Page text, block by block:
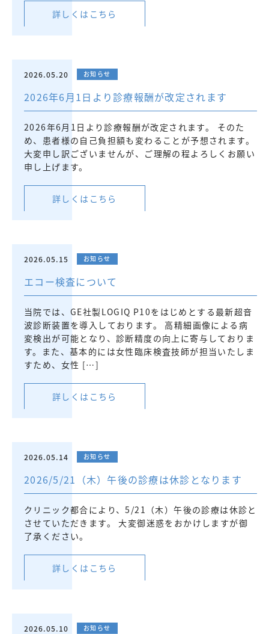
詳しくはこちら
2026.05.20 お知らせ
2026年6月1日より診療報酬が改定されます
2026年6月1日より診療報酬が改定されます。 そのた
め、患者様の自己負担額も変わることが予想されます。
大変申し訳ございませんが、ご理解の程よろしくお願い
申し上げます。
詳しくはこちら
2026.05.15 お知らせ
エコー検査について
当院では、GE社製LOGIQ P10をはじめとする最新超音
波診断装置を導入しております。 高精細画像による病
変検出が可能となり、診断精度の向上に寄与しておりま
す。また、基本的には女性臨床検査技師が担当いたしま
すため、女性 […]
詳しくはこちら
2026.05.14 お知らせ
2026/5/21（木）午後の診療は休診となります
クリニック都合により、5/21（木）午後の診療は休診と
させていただきます。 大変御迷惑をおかけしますが御
了承ください。
詳しくはこちら
2026.05.10 お知らせ